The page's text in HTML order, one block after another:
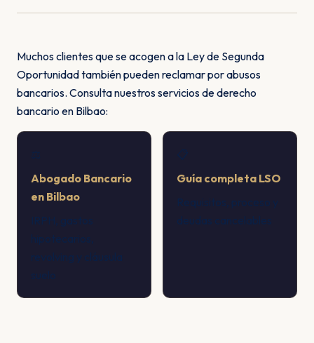
Muchos clientes que se acogen a la Ley de Segunda
Oportunidad también pueden reclamar por abusos
bancarios. Consulta nuestros servicios de derecho
bancario en Bilbao:
Abogado Bancario
en Bilbao
Guía completa LSO